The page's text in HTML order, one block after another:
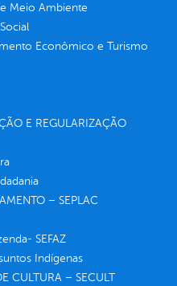
Meio Ambiente
Econômico e Turismo
E REGULARIZAÇÃO
– SEPLAC
SEFAZ
Indígenas
CULTURA – SECULT